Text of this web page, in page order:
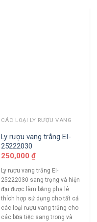
CÁC LOẠI LY RƯỢU VANG
Ly rượu vang trắng EI-
25222030
250,000 ₫
Ly rượu vang trắng EI-
25222030 sang trọng và hiện
đại được làm bằng pha lê
thích hợp sử dụng cho tất cả
các loại rượu vang trắng cho
các bữa tiệc sang trong và